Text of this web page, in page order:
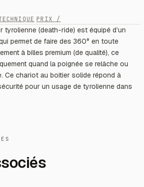
PRIX /
tyrolienne (death-ride) est équipé d’un
permet de faire des 360° en toute
à billes premium (de qualité), ce
quand la poignée se relâche ou
Ce chariot au boitier solide répond à
pour un usage de tyrolienne dans